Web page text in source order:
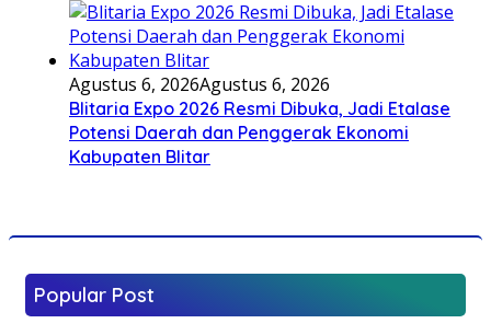
Agustus 6, 2026Agustus 6, 2026
Blitaria Expo 2026 Resmi Dibuka, Jadi Etalase
Potensi Daerah dan Penggerak Ekonomi
Kabupaten Blitar
Popular Post